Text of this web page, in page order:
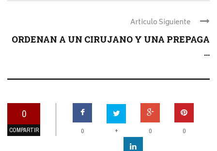
Articulo Siguiente
ORDENAN A UN CIRUJANO Y UNA PREPAGA
...
0
COMPARTIR 0 + 0 0